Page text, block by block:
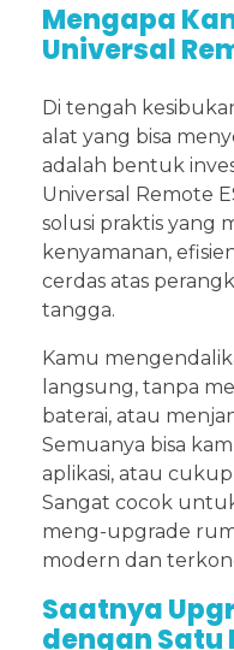
Mengapa
Universal
Di tengah
alat yang bisa
adalah bentuk
Universal Remote
solusi praktis yang
kenyamanan,
cerdas atas
tangga.
Kamu
langsung, tanpa
baterai, atau
Semuanya bisa
aplikasi, atau
Sangat cocok
meng-upgrade
modern dan
Saatnya
dengan Satu